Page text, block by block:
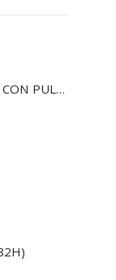
MICRODOR® AMBIENT PRO CON PULVERIZADOR (LB08)